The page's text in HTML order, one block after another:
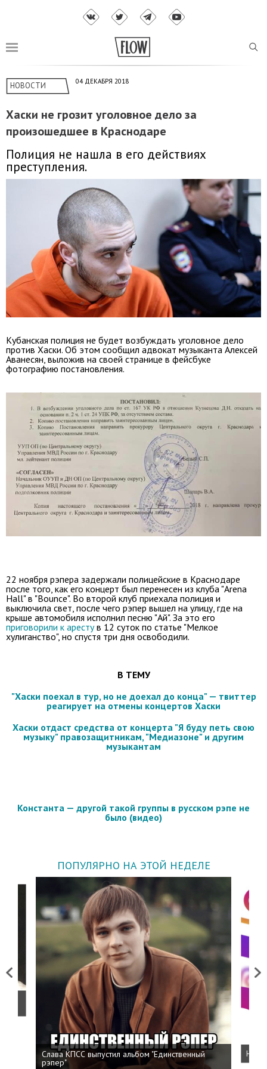
НОВОСТИ 04 ДЕКАБРЯ 2018
Хаски не грозит уголовное дело за
произошедшее в Краснодаре
Полиция не нашла в его действиях
преступления.
Кубанская полиция не будет возбуждать уголовное дело
против Хаски. Об этом сообщил адвокат музыканта Алексей
Аванесян, выложив на своей странице в фейсбуке
фотографию постановления.
22 ноября рэпера задержали полицейские в Краснодаре
после того, как его концерт был перенесен из клуба "Arena
Hall" в "Bounce". Во второй клуб приехала полиция и
выключила свет, после чего рэпер вышел на улицу, где на
крыше автомобиля исполнил песню "Ай". За это его
приговорили к арестув 12 суток по статье "Мелкое
хулиганство", но спустя три дня освободили.
В ТЕМУ
"Хаски поехал в тур, но не доехал до конца" — твиттер
реагирует на отмены концертов Хаски
Хаски отдаст средства от концерта "Я буду петь свою
музыку" правозащитникам, "Медиазоне" и другим
музыкантам
Константа — другой такой группы в русском рэпе не
было (видео)
ПОПУЛЯРНО НА ЭТОЙ НЕДЕЛЕ
Previous
Слава КПСС выпустил альбом "Единственный
рэпер"
Next